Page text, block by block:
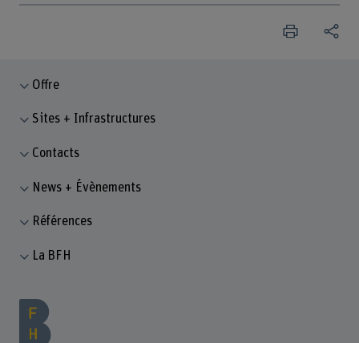
Offre
Sites + Infrastructures
Contacts
News + Évènements
Références
La BFH